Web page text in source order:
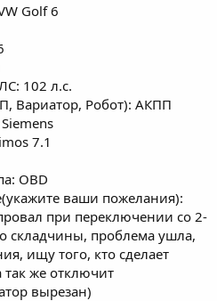
Golf 6
102 л.с.
Вариатор, Робот): АКПП
7.1
OBD
ваши пожелания):
при переключении со 2-
складчины, проблема ушла,
ищу того, кто сделает
же отключит
вырезан)